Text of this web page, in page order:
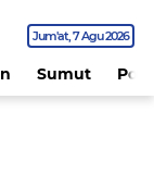
Jum'at 7 Agu 2026
Sumut